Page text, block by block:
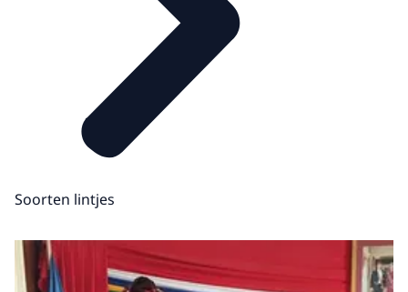
Soorten lintjes